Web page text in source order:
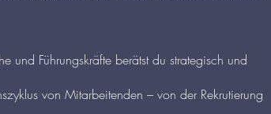
und Führungskräfte berätst du strategisch und
von Mitarbeitenden – von der Rekrutierung